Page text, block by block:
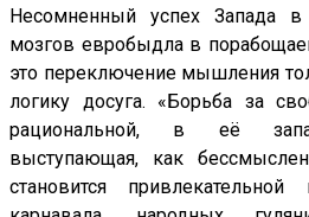
Несомненный успех Запада в
мозгов евробыдла в
это переключение мышления
логику досуга. «Борьба за
рациональной, в её
выступающая, как
становится